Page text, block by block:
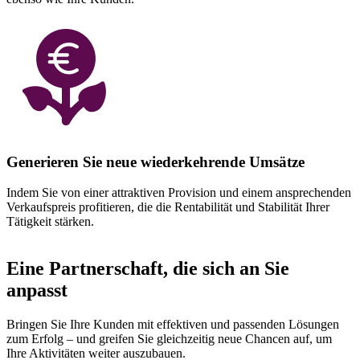
Generieren Sie neue wiederkehrende Umsätze
Indem Sie von einer attraktiven Provision und einem ansprechenden
Verkaufspreis profitieren, die die Rentabilität und Stabilität Ihrer
Tätigkeit stärken.
Eine Partnerschaft, die sich an Sie
anpasst
Bringen Sie Ihre Kunden mit effektiven und passenden Lösungen
zum Erfolg – und greifen Sie gleichzeitig neue Chancen auf, um
Ihre Aktivitäten weiter auszubauen.